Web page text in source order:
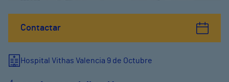
Contactar
Hospital Vithas Valencia 9 de Octubre